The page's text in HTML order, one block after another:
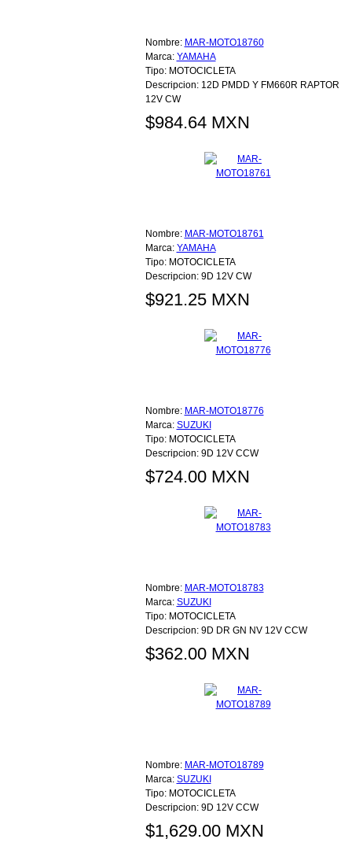
Nombre: MAR-MOTO18760
Marca: YAMAHA
Tipo: MOTOCICLETA
Descripcion: 12D PMDD Y FM660R RAPTOR
12V CW
$984.64 MXN
Nombre: MAR-MOTO18761
Marca: YAMAHA
Tipo: MOTOCICLETA
Descripcion: 9D 12V CW
$921.25 MXN
Nombre: MAR-MOTO18776
Marca: SUZUKI
Tipo: MOTOCICLETA
Descripcion: 9D 12V CCW
$724.00 MXN
Nombre: MAR-MOTO18783
Marca: SUZUKI
Tipo: MOTOCICLETA
Descripcion: 9D DR GN NV 12V CCW
$362.00 MXN
Nombre: MAR-MOTO18789
Marca: SUZUKI
Tipo: MOTOCICLETA
Descripcion: 9D 12V CCW
$1,629.00 MXN